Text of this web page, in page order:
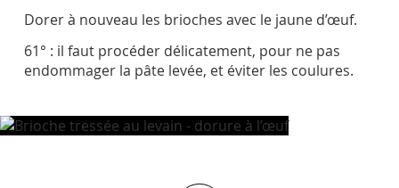
Dorer à nouveau les brioches avec le jaune d’œuf.
61° : il faut procéder délicatement, pour ne pas
endommager la pâte levée, et éviter les coulures.